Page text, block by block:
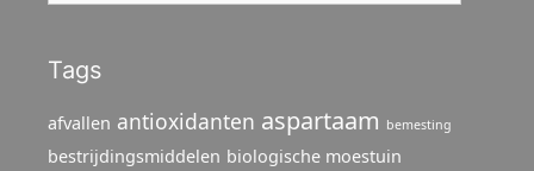
Tags
afvallen antioxidanten aspartaam bemesting
bestrijdingsmiddelen biologische moestuin